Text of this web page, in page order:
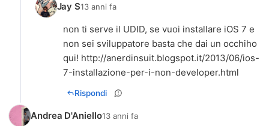
Jay S13 anni fa
non ti serve il UDID, se vuoi installare iOS 7 e
non sei sviluppatore basta che dai un occhiho
qui! http://anerdinsuit.blogspot.it/2013/06/ios-
7-installazione-per-i-non-developer.html
Rispondi
Andrea D'Aniello13 anni fa